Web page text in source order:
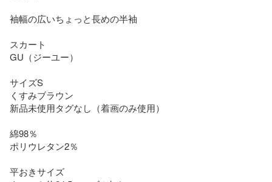
袖幅の広いちょっと長めの半袖
スカート
GU（ジーユー）
サイズS
くすみブラウン
新品未使用タグなし（着画のみ使用）
綿98％
ポリウレタン2％
平おきサイズ